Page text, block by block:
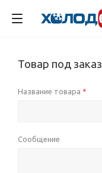
Товар под заказ
Название товара *
Сообщение